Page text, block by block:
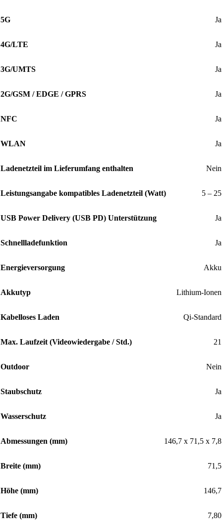
5G Ja
4G/LTE Ja
3G/UMTS Ja
2G/GSM / EDGE / GPRS Ja
NFC Ja
WLAN Ja
Ladenetzteil im Lieferumfang enthalten Nein
Leistungsangabe kompatibles Ladenetzteil (Watt) 5 – 25
USB Power Delivery (USB PD) Unterstützung Ja
Schnellladefunktion Ja
Energieversorgung Akku
Akkutyp Lithium-Ionen
Kabelloses Laden Qi-Standard
Max. Laufzeit (Videowiedergabe / Std.) 21
Outdoor Nein
Staubschutz Ja
Wasserschutz Ja
Abmessungen (mm) 146,7 x 71,5 x 7,8
Breite (mm) 71,5
Höhe (mm) 146,7
Tiefe (mm) 7,80